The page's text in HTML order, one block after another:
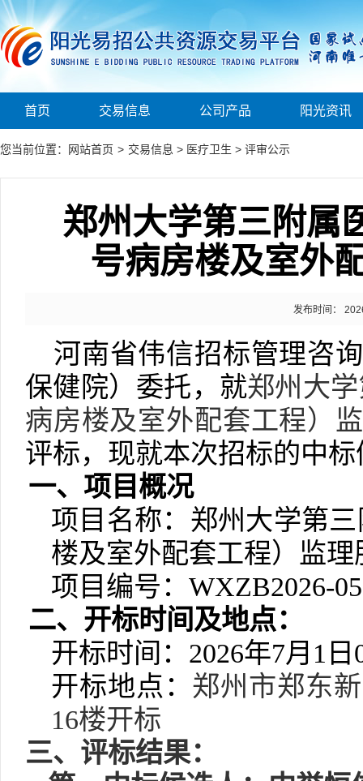
首页 交易信息 公司产品 阳光资讯
您当前位置： 网站首页 > 交易信息 > 医疗卫生 > 评审公示
郑州大学第三附属
号病房楼及室外
发布时间：
河南省伟信招标管理咨
保健院）委托，就郑州大
病房楼及室外配套工程）
评标，现就本次招标的中标
一、项目概况
项目名称： 郑州大学第
楼及室外配套工程）监理
项目编号： WXZB2026-
二、开标时间及地点：
开标时间： 2026年7月 1 日
开标地点： 郑州市郑东
16楼开标
三、 评标结果：